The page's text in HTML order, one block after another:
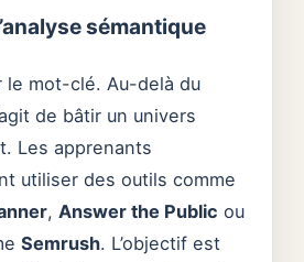
sémantique
le mot-clé. Au-delà du
de bâtir un univers
Les apprenants
utiliser des outils comme
, Answer the Public ou
Semrush. L’objectif est